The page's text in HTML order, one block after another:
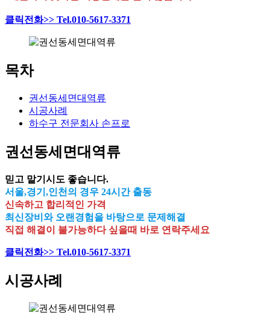
클릭전화>> Tel.010-5617-3371
목차
권선동세면대역류
시공사례
하수구 전문회사 손프로
권선동세면대역류
믿고 맡기시도 좋습니다.
서울,경기,인천의 경우 24시간 출동
신속하고 합리적인 가격
최신장비와 오랜경험을 바탕으로 문제해결
직접 해결이 불가능하다 싶을때 바로 연락주세요
클릭전화>> Tel.010-5617-3371
시공사례